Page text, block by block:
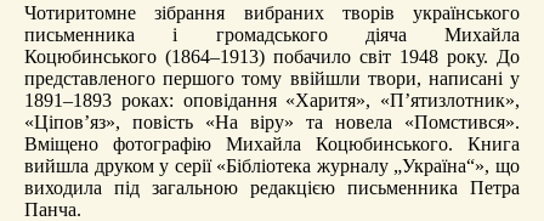
Чотиритомне зібрання вибраних творів українського
письменника і громадського діяча Михайла
Коцюбинського (1864–1913) побачило світ 1948 року. До
представленого першого тому ввійшли твори, написані у
1891–1893 роках: оповідання «Харитя», «П’ятизлотник»,
«Ціпов’яз», повість «На віру» та новела «Помстився».
Вміщено фотографію Михайла Коцюбинського. Книга
вийшла друком у серії «Бібліотека журналу „Україна“», що
виходила під загальною редакцією письменника Петра
Панча.